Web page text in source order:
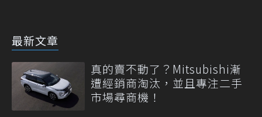
最新文章
真的賣不動了？Mitsubishi漸
遭經銷商淘汰，並且專注二手
市場尋商機！